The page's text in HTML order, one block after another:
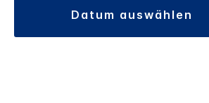
datum auswählen